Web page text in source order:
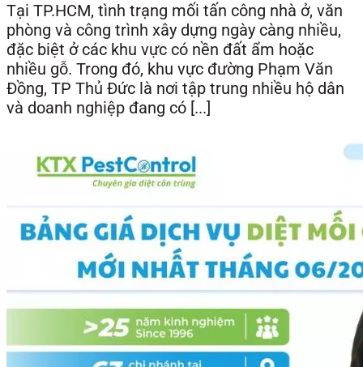
Tại TP.HCM, tình trạng mối tấn công nhà ở, văn
phòng và công trình xây dựng ngày càng nhiều,
đặc biệt ở các khu vực có nền đất ẩm hoặc
nhiều gỗ. Trong đó, khu vực đường Phạm Văn
Đồng, TP Thủ Đức là nơi tập trung nhiều hộ dân
và doanh nghiệp đang có [...]